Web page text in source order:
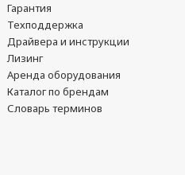
Гарантия
Техподдержка
Драйвера и инструкции
Лизинг
Аренда оборудования
Каталог по брендам
Словарь терминов